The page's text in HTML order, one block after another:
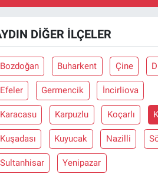
DIĞER İLÇELER
Bozdoğan Buharkent Çine
Efeler Germencik İncirliova
Karacasu Karpuzlu Koçarlı
Kuşadası Kuyucak Nazilli
Sultanhisar Yenipazar